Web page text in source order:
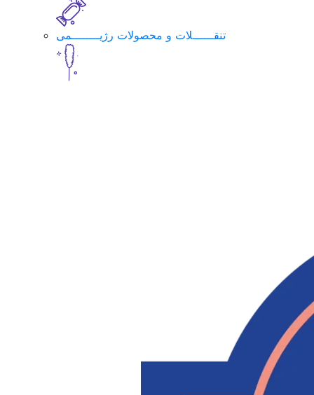
تنقــــــلات و محصولات رژیــــــــمی